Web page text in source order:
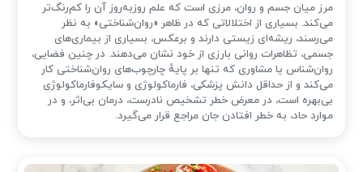
مرز میان جسم و روان، مرزی است که علم روزبه‌روز آن را کم‌رنگ‌تر
می‌کند. بسیاری از اختلالاتی که در ظاهر «روان‌شناختی» به نظر
می‌رسند، ریشه‌ای زیستی دارند و برعکس، بسیاری از بیماری‌های
جسمی، تظاهرات روانی بارزی از خود نشان می‌دهند. در چنین فضایی،
روان‌شناس یا مشاوری که تنها بر پایهٔ چارچوب‌های روان‌شناختی کار
می‌کند و از حداقل دانش پزشکی، فارماکولوژی و سایکوفارماکولوژی
بی‌بهره است، در معرض خطر تشخیص نادرست، درمان بی‌اثر، و در
موارد حاد، به خطر افتادن جان مراجع قرار می‌گیرد.